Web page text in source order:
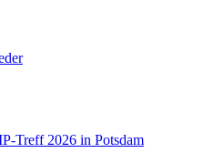
Treff 2026 in Potsdam